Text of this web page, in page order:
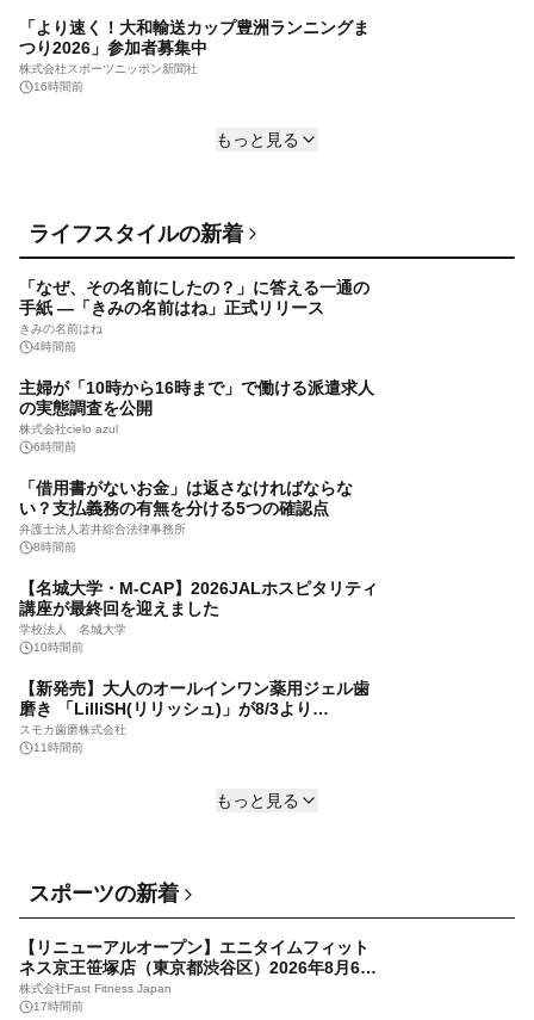
始
18時間前
【草津温泉】夏のクラシック音楽の祭典「草津
夏期国際音楽アカデミー＆フェスティヴァル」
「より速く！大和輸送カップ豊洲ランニングま
つり2026」参加者募集中
株式会社スポーツニッポン新聞社
16時間前
ドルへ、CAGR 8.9％で拡大｜衛星通信・地球観
【10.6新発売】つけたまま寝られる人気のすっ
ぴんシリーズと 『 Pokémon Sleep（ポケモン
17時間前
スズキ「KATANA」を1/12スケールでリアルに
再現！310ピースのブロックモデルが登場
17時間前
【高校生の自由な感性×老舗の職人技術！】 京都
のブライダルリング専門店「雅-miyabi-」が、
指輪・婚約指輪「幾重 -ikue-」「宮美 -
miyabi-」を 令和8年8月8日に新発売！
17時間前
アメリカ発「PRAESIDUS（プレジダス）」 -
新作腕時計 - "歴史を身に着ける“
18時間前
田中律子さんが「テンスター Henaカラートリー
トメント」 ブランドアンバサダーに就任
18時間前
8月8日は「BLOOMの日」、ジュエリーが生ま
れるまでの 物語を伝える特設コンテンツを8月5
もっと見る
ライフスタイルの新着
「なぜ、その名前にしたの？」に答える一通の
手紙 ―「きみの名前はね」正式リリース
きみの名前はね
4時間前
主婦が「10時から16時まで」で働ける派遣求人
の実態調査を公開
株式会社cielo azul
6時間前
「借用書がないお金」は返さなければならな
い？支払義務の有無を分ける5つの確認点
弁護士法人若井綜合法律事務所
8時間前
【名城大学・M-CAP】2026JALホスピタリティ
講座が最終回を迎えました
学校法人 名城大学
10時間前
【新発売】大人のオールインワン薬用ジェル歯
磨き 「LilliSH(リリッシュ)」が8/3より
Makuakeにて先行販売開始！
スモカ歯磨株式会社
11時間前
「淡路島アドベンチャーRIBライド」が公式HP
ビルスピアカデミー(旧：TECH PLAY
Academy) 「変革は外注できない」を掲げ、
13時間前
ジーンクエスト、遺伝子情報の安全な企業連携
技術で特許取得 本人同意から履歴管理まで、
もっと見る
スポーツの新着
【リニューアルオープン】エニタイムフィット
ネス京王笹塚店（東京都渋谷区）2026年8月6日
（木）＜24時間年中無休のフィットネスジム＞
株式会社Fast Fitness Japan
17時間前